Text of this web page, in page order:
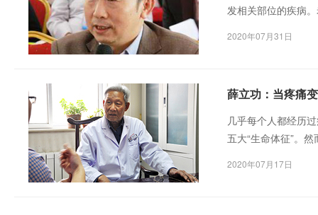
发相关部位的疾病
2020年07月31日
薛立功：当疼痛
几乎每个人都经历
五大“生命体征”。
生活质量的一类疾
2020年07月17日